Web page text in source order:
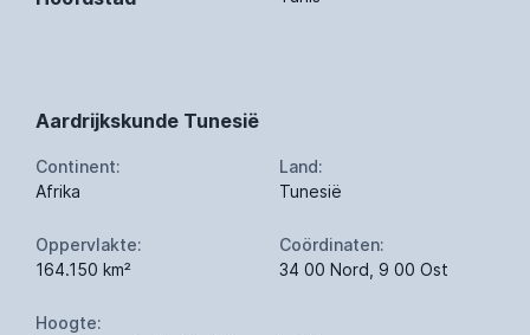
Aardrijkskunde Tunesië
Continent:
Afrika
Land:
Tunesië
Oppervlakte:
164.150 km²
Coördinaten:
34 00 Nord, 9 00 Ost
Hoogte: